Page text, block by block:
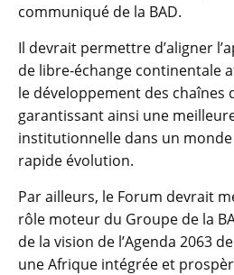
communiqué de la BAD.
Il devrait permettre d’aligner
de libre-échange continentale
le développement des chaînes
garantissant ainsi une
institutionnelle dans un
rapide évolution.
Par ailleurs, le Forum devrait
rôle moteur du Groupe de la
de la vision de l’Agenda 2063
une Afrique intégrée et